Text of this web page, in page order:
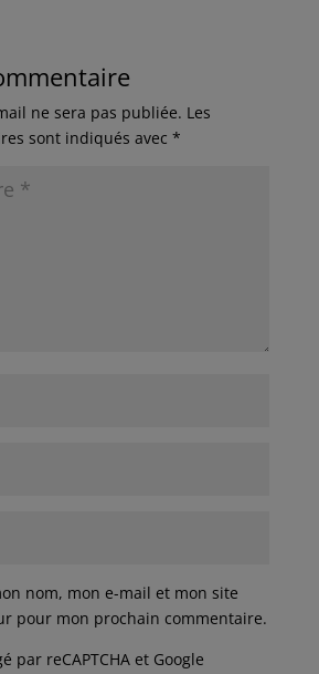
ne sera pas publiée. Les
sont indiqués avec *
nom, mon e-mail et mon site
pour mon prochain commentaire.
par reCAPTCHA et Google